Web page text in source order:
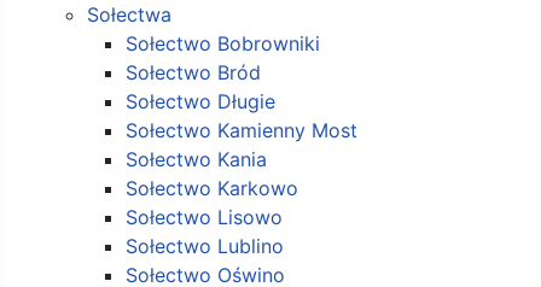
Sołectwa
Sołectwo Bobrowniki
Sołectwo Bród
Sołectwo Długie
Sołectwo Kamienny Most
Sołectwo Kania
Sołectwo Karkowo
Sołectwo Lisowo
Sołectwo Lublino
Sołectwo Oświno